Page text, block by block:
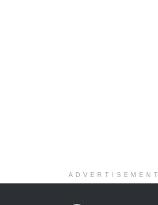
ADVERTISEMENT